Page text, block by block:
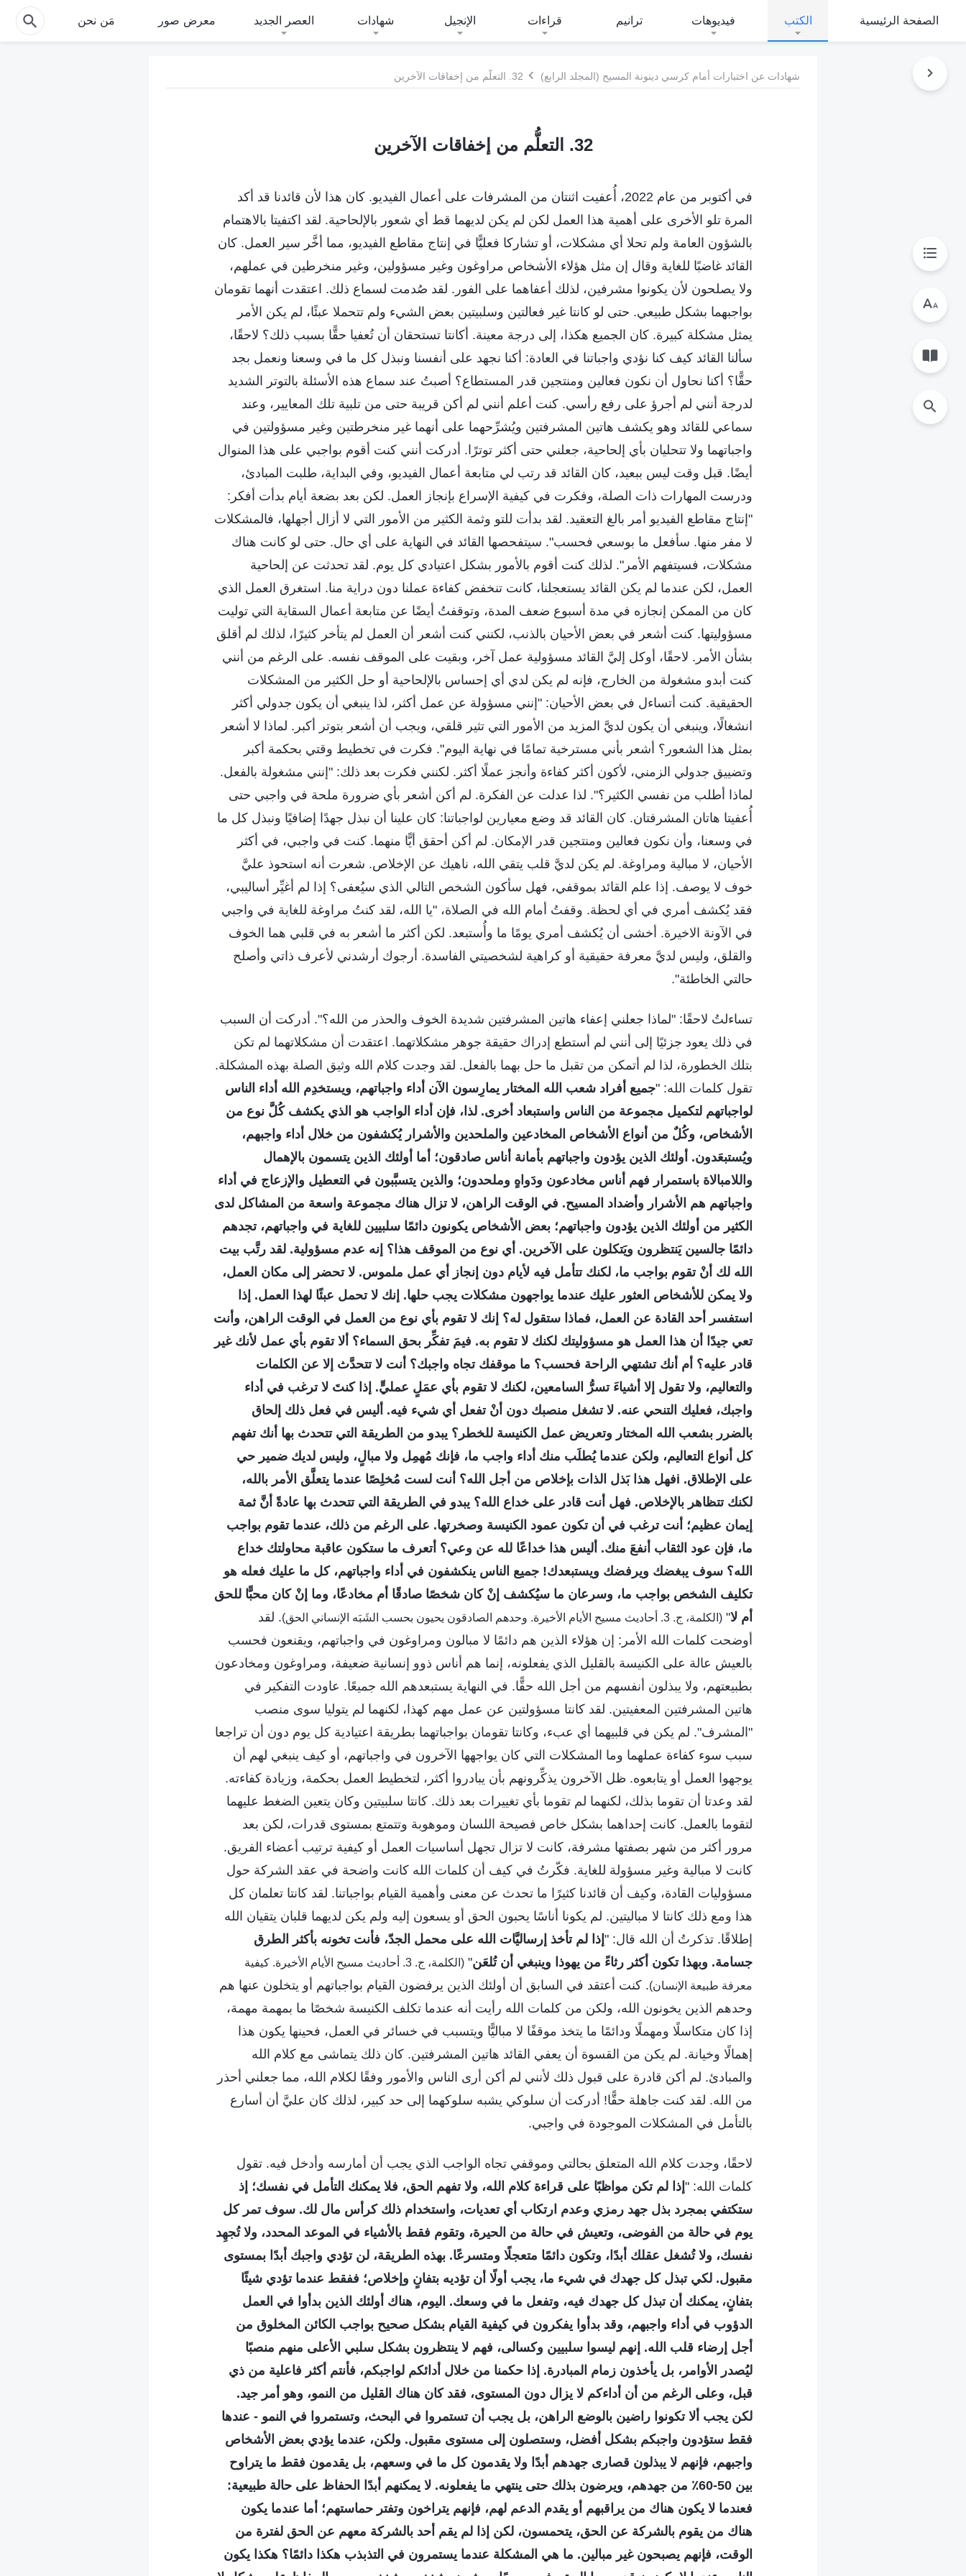
الصفحة الرئيسية الكتب فيديوهات ترانيم قراءات الإنجيل شهادات العصر الجديد معرض صور مَن نحن
شهادات عن اختبارات أمام كرسي دينونة المسيح (المجلد الرابع) 32. التعلُّم من إخفاقات الآخرين
32. التعلُّم من إخفاقات الآخرين
في أكتوبر من عام 2022، أُعفيت اثنتان من المشرفات على أعمال الفيديو. كان هذا لأن قائدنا قد أكد
المرة تلو الأخرى على أهمية هذا العمل لكن لم يكن لديهما قط أي شعور بالإلحاحية. لقد اكتفيتا بالاهتمام
بالشؤون العامة ولم تحلا أي مشكلات، أو تشاركا فعليًّا في إنتاج مقاطع الفيديو، مما أخَّر سير العمل. كان
القائد غاضبًا للغاية وقال إن مثل هؤلاء الأشخاص مراوغون وغير مسؤولين، وغير منخرطين في عملهم،
ولا يصلحون لأن يكونوا مشرفين، لذلك أعفاهما على الفور. لقد صُدمت لسماع ذلك. اعتقدت أنهما تقومان
بواجبهما بشكل طبيعي. حتى لو كانتا غير فعالتين وسلبيتين بعض الشيء ولم تتحملا عبئًا، لم يكن الأمر
يمثل مشكلة كبيرة. كان الجميع هكذا، إلى درجة معينة. أكانتا تستحقان أن تُعفيا حقًّا بسبب ذلك؟ لاحقًا،
سألنا القائد كيف كنا نؤدي واجباتنا في العادة: أكنا نجهد على أنفسنا ونبذل كل ما في وسعنا ونعمل بجد
حقًّا؟ أكنا نحاول أن نكون فعالين ومنتجين قدر المستطاع؟ أصبتُ عند سماع هذه الأسئلة بالتوتر الشديد
لدرجة أنني لم أجرؤ على رفع رأسي. كنت أعلم أنني لم أكن قريبة حتى من تلبية تلك المعايير، وعند
سماعي للقائد وهو يكشف هاتين المشرفتين ويُشرِّحهما على أنهما غير منخرطتين وغير مسؤولتين في
واجباتهما ولا تتحليان بأي إلحاحية، جعلني حتى أكثر توترًا. أدركت أنني كنت أقوم بواجبي على هذا المنوال
أيضًا. قبل وقت ليس ببعيد، كان القائد قد رتب لي متابعة أعمال الفيديو، وفي البداية، طلبت المبادئ،
ودرست المهارات ذات الصلة، وفكرت في كيفية الإسراع بإنجاز العمل. لكن بعد بضعة أيام بدأت أفكر:
"إنتاج مقاطع الفيديو أمر بالغ التعقيد. لقد بدأت للتو وثمة الكثير من الأمور التي لا أزال أجهلها، فالمشكلات
لا مفر منها. سأفعل ما بوسعي فحسب". سيتفحصها القائد في النهاية على أي حال. حتى لو كانت هناك
مشكلات، فسيتفهم الأمر". لذلك كنت أقوم بالأمور بشكل اعتيادي كل يوم. لقد تحدثت عن إلحاحية
العمل، لكن عندما لم يكن القائد يستعجلنا، كانت تنخفض كفاءة عملنا دون دراية منا. استغرق العمل الذي
كان من الممكن إنجازه في مدة أسبوع ضعف المدة، وتوقفتُ أيضًا عن متابعة أعمال السقاية التي توليت
مسؤوليتها. كنت أشعر في بعض الأحيان بالذنب، لكنني كنت أشعر أن العمل لم يتأخر كثيرًا، لذلك لم أقلق
بشأن الأمر. لاحقًا، أوكل إليَّ القائد مسؤولية عمل آخر، وبقيت على الموقف نفسه. على الرغم من أنني
كنت أبدو مشغولة من الخارج، فإنه لم يكن لدي أي إحساس بالإلحاحية أو حل الكثير من المشكلات
الحقيقية. كنت أتساءل في بعض الأحيان: "إنني مسؤولة عن عمل أكثر، لذا ينبغي أن يكون جدولي أكثر
انشغالًا، وينبغي أن يكون لديَّ المزيد من الأمور التي تثير قلقي، ويجب أن أشعر بتوتر أكبر. لماذا لا أشعر
بمثل هذا الشعور؟ أشعر بأني مسترخية تمامًا في نهاية اليوم". فكرت في تخطيط وقتي بحكمة أكبر
وتضييق جدولي الزمني، لأكون أكثر كفاءة وأنجز عملًا أكثر. لكنني فكرت بعد ذلك: "إنني مشغولة بالفعل.
لماذا أطلب من نفسي الكثير؟". لذا عدلت عن الفكرة. لم أكن أشعر بأي ضرورة ملحة في واجبي حتى
أُعفيتا هاتان المشرفتان. كان القائد قد وضع معيارين لواجباتنا: كان علينا أن نبذل جهدًا إضافيًا ونبذل كل ما
في وسعنا، وأن نكون فعالين ومنتجين قدر الإمكان. لم أكن أحقق أيًّا منهما. كنت في واجبي، في أكثر
الأحيان، لا مبالية ومراوغة. لم يكن لديَّ قلب يتقي الله، ناهيك عن الإخلاص. شعرت أنه استحوذ عليَّ
خوف لا يوصف. إذا علم القائد بموقفي، فهل سأكون الشخص التالي الذي سيُعفى؟ إذا لم أغيِّر أساليبي،
فقد يُكشف أمري في أي لحظة. وقفتُ أمام الله في الصلاة، "يا الله، لقد كنتُ مراوغة للغاية في واجبي
في الآونة الاخيرة. أخشى أن يُكشف أمري يومًا ما وأُستبعد. لكن أكثر ما أشعر به في قلبي هما الخوف
والقلق، وليس لديَّ معرفة حقيقية أو كراهية لشخصيتي الفاسدة. أرجوك أرشدني لأعرف ذاتي وأصلح
حالتي الخاطئة".
تساءلتُ لاحقًا: "لماذا جعلني إعفاء هاتين المشرفتين شديدة الخوف والحذر من الله؟". أدركت أن السبب
في ذلك يعود جزئيًا إلى أنني لم أستطع إدراك حقيقة جوهر مشكلاتهما. اعتقدت أن مشكلاتهما لم تكن
بتلك الخطورة، لذا لم أتمكن من تقبل ما حل بهما بالفعل. لقد وجدت كلام الله وثيق الصلة بهذه المشكلة.
تقول كلمات الله: "جميع أفراد شعب الله المختار يمارِسون الآن أداء واجباتهم، ويستخدِم الله أداء الناس
لواجباتهم لتكميل مجموعة من الناس واستبعاد أخرى. لذا، فإن أداء الواجب هو الذي يكشف كُلَّ نوع من
الأشخاص، وكُلٌ من أنواع الأشخاص المخادعين والملحدين والأشرار يُكشفون من خلال أداء واجبهم،
ويُستبعَدون. أولئك الذين يؤدون واجباتهم بأمانة أناس صادقون؛ أما أولئك الذين يتسمون بالإهمال
واللامبالاة باستمرار فهم أناس مخادعون ودَواهٍ وملحدون؛ والذين يتسبَّبون في التعطيل والإزعاج في أداء
واجباتهم هم الأشرار وأضداد المسيح. في الوقت الراهن، لا تزال هناك مجموعة واسعة من المشاكل لدى
الكثير من أولئك الذين يؤدون واجباتهم؛ بعض الأشخاص يكونون دائمًا سلبيين للغاية في واجباتهم، تجدهم
دائمًا جالسين يَنتظرون ويَتكلون على الآخرين. أي نوع من الموقف هذا؟ إنه عدم مسؤولية. لقد رتَّب بيت
الله لك أنْ تقوم بواجب ما، لكنك تتأمل فيه لأيام دون إنجاز أي عمل ملموس. لا تحضر إلى مكان العمل،
ولا يمكن للأشخاص العثور عليك عندما يواجهون مشكلات يجب حلها. إنك لا تحمل عبئًا لهذا العمل. إذا
استفسر أحد القادة عن العمل، فماذا ستقول له؟ إنك لا تقوم بأي نوع من العمل في الوقت الراهن، وأنت
تعي جيدًا أن هذا العمل هو مسؤوليتك لكنك لا تقوم به. فيمَ تفكِّر بحق السماء؟ ألا تقوم بأي عمل لأنك غير
قادر عليه؟ أم أنك تشتهي الراحة فحسب؟ ما موقفك تجاه واجبك؟ أنت لا تتحدَّث إلا عن الكلمات
والتعاليم، ولا تقول إلا أشياءَ تسرُّ السامعين، لكنك لا تقوم بأي عمَلٍ عمليٍّ. إذا كنتَ لا ترغب في أداء
واجبك، فعليك التنحي عنه. لا تشغل منصبك دون أنْ تفعل أي شيء فيه. أليس في فعل ذلك إلحاق
بالضرر بشعب الله المختار وتعريض عمل الكنيسة للخطر؟ يبدو من الطريقة التي تتحدث بها أنك تفهم
كل أنواع التعاليم، ولكن عندما يُطلَب منك أداء واجب ما، فإنك مُهمِل ولا مبالٍ، وليس لديك ضمير حي
على الإطلاق. iفهل هذا بَذل الذات بإخلاص من أجل الله؟ أنت لست مُخلِصًا عندما يتعلَّق الأمر بالله،
لكنك تتظاهر بالإخلاص. فهل أنت قادر على خداع الله؟ يبدو في الطريقة التي تتحدث بها عادةً أنَّ ثمة
إيمان عظيم؛ أنت ترغب في أن تكون عمود الكنيسة وصخرتها. على الرغم من ذلك، عندما تقوم بواجب
ما، فإن عود الثقاب أنفعَ منك. أليس هذا خداعًا لله عن وعي؟ أتعرف ما ستكون عاقبة محاولتك خداع
الله؟ سوف يبغضك ويرفضك ويستبعدك! جميع الناس ينكشفون في أداء واجباتهم، كل ما عليك فعله هو
تكليف الشخص بواجب ما، وسرعان ما سيُكشف إنْ كان شخصًا صادقًا أم مخادعًا، وما إنْ كان محبًّا للحق
أم لا" (الكلمة، ج. 3. أحاديث مسيح الأيام الأخيرة. وحدهم الصادقون يحيون بحسب الشَبَه الإنساني الحق)
. لقد
أوضحت كلمات الله الأمر: إن هؤلاء الذين هم دائمًا لا مبالون ومراوغون في واجباتهم، ويقنعون فحسب
بالعيش عالة على الكنيسة بالقليل الذي يفعلونه، إنما هم أناس ذوو إنسانية ضعيفة، ومراوغون ومخادعون
بطبيعتهم، ولا يبذلون أنفسهم من أجل الله حقًّا. في النهاية يستبعدهم الله جميعًا. عاودت التفكير في
هاتين المشرفتين المعفيتين. لقد كانتا مسؤولتين عن عمل مهم كهذا، لكنهما لم يتوليا سوى منصب
"المشرف". لم يكن في قلبيهما أي عبء، وكانتا تقومان بواجباتهما بطريقة اعتيادية كل يوم دون أن تراجعا
سبب سوء كفاءة عملهما وما المشكلات التي كان يواجهها الآخرون في واجباتهم، أو كيف ينبغي لهم أن
يوجهوا العمل أو يتابعوه. ظل الآخرون يذكِّرونهم بأن يبادروا أكثر، لتخطيط العمل بحكمة، وزيادة كفاءته.
لقد وعدتا أن تقوما بذلك، لكنهما لم تقوما بأي تغييرات بعد ذلك. كانتا سلبيتين وكان يتعين الضغط عليهما
لتقوما بالعمل. كانت إحداهما بشكل خاص فصيحة اللسان وموهوبة وتتمتع بمستوى قدرات، لكن بعد
مرور أكثر من شهر بصفتها مشرفة، كانت لا تزال تجهل أساسيات العمل أو كيفية ترتيب أعضاء الفريق.
كانت لا مبالية وغير مسؤولة للغاية. فكّرتُ في كيف أن كلمات الله كانت واضحة في عقد الشركة حول
مسؤوليات القادة، وكيف أن قائدنا كثيرًا ما تحدث عن معنى وأهمية القيام بواجباتنا. لقد كانتا تعلمان كل
هذا ومع ذلك كانتا لا مباليتين. لم يكونا أناسًا يحبون الحق أو يسعون إليه ولم يكن لديهما قلبان يتقيان الله
إطلاقًا. تذكرتُ أن الله قال: " إذا لم تأخذ إرساليَّات الله على محمل الجدّ، فأنت تخونه بأكثر الطرق
جسامة. وبهذا تكون أكثر رثاءً من يهوذا وينبغي أن تُلعَن"
(الكلمة، ج. 3. أحاديث مسيح الأيام الأخيرة. كيفية
معرفة طبيعة الإنسان). كنت أعتقد في السابق أن أولئك الذين يرفضون القيام بواجباتهم أو يتخلون عنها هم
وحدهم الذين يخونون الله، ولكن من كلمات الله رأيت أنه عندما تكلف الكنيسة شخصًا ما بمهمة مهمة،
إذا كان متكاسلًا ومهملًا ودائمًا ما يتخذ موقفًا لا مباليًّا ويتسبب في خسائر في العمل، فحينها يكون هذا
إهمالًا وخيانة. لم يكن من القسوة أن يعفي القائد هاتين المشرفتين. كان ذلك يتماشى مع كلام الله
والمبادئ. لم أكن قادرة على قبول ذلك لأنني لم أكن أرى الناس والأمور وفقًا لكلام الله، مما جعلني أحذر
من الله. لقد كنت جاهلة حقًّا! أدركت أن سلوكي يشبه سلوكهما إلى حد كبير، لذلك كان عليَّ أن أسارع
بالتأمل في المشكلات الموجودة في واجبي.
لاحقًا، وجدت كلام الله المتعلق بحالتي وموقفي تجاه الواجب الذي يجب أن أمارسه وأدخل فيه. تقول
كلمات الله: " إذا لم تكن مواظبًا على قراءة كلام الله، ولا تفهم الحق، فلا يمكنك التأمل في نفسك؛ إذ
ستكتفي بمجرد بذل جهد رمزي وعدم ارتكاب أي تعديات، واستخدام ذلك كرأس مال لك. سوف تمر كل
يوم في حالة من الفوضى، وتعيش في حالة من الحيرة، وتقوم فقط بالأشياء في الموعد المحدد، ولا تُجهِد
نفسك، ولا تُشغل عقلك أبدًا، وتكون دائمًا متعجلًا ومتسرعًا. بهذه الطريقة، لن تؤدي واجبك أبدًا بمستوى
مقبول. لكي تبذل كل جهدك في شيء ما، يجب أولًا أن تؤديه بتفانٍ وإخلاص؛ ففقط عندما تؤدي شيئًا
بتفانٍ، يمكنك أن تبذل كل جهدك فيه، وتفعل ما في وسعك. اليوم، هناك أولئك الذين بدأوا في العمل
الدؤوب في أداء واجبهم، وقد بدأوا يفكرون في كيفية القيام بشكل صحيح بواجب الكائن المخلوق من
أجل إرضاء قلب الله. إنهم ليسوا سلبيين وكسالى، فهم لا ينتظرون بشكل سلبي الأعلى منهم منصبًا
ليُصدر الأوامر، بل يأخذون زمام المبادرة. إذا حكمنا من خلال أدائكم لواجبكم، فأنتم أكثر فاعلية من ذي
قبل، وعلى الرغم من أن أداءكم لا يزال دون المستوى، فقد كان هناك القليل من النمو، وهو أمر جيد.
لكن يجب ألا تكونوا راضين بالوضع الراهن، بل يجب أن تستمروا في البحث، وتستمروا في النمو - عندها
فقط ستؤدون واجبكم بشكل أفضل، وستصلون إلى مستوى مقبول. ولكن، عندما يؤدي بعض الأشخاص
واجبهم، فإنهم لا يبذلون قصارى جهدهم أبدًا ولا يقدمون كل ما في وسعهم، بل يقدمون فقط ما يتراوح
بين 50-60٪ من جهدهم، ويرضون بذلك حتى ينتهي ما يفعلونه. لا يمكنهم أبدًا الحفاظ على حالة طبيعية:
فعندما لا يكون هناك من يراقبهم أو يقدم الدعم لهم، فإنهم يتراخون وتفتر حماستهم؛ أما عندما يكون
هناك من يقوم بالشركة عن الحق، يتحمسون، لكن إذا لم يقم أحد بالشركة معهم عن الحق لفترة من
الوقت، فإنهم يصبحون غير مبالين. ما هي المشكلة عندما يستمرون في التذبذب هكذا دائمًا؟ هكذا يكون